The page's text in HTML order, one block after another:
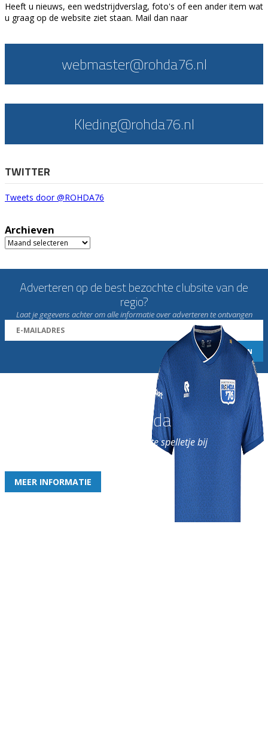
Heeft u nieuws, een wedstrijdverslag, foto's of een ander item wat
u graag op de website ziet staan. Mail dan naar
webmaster@rohda76.nl
Kleding@rohda76.nl
TWITTER
Tweets door @ROHDA76
Archieven
Archieven
Adverteren op de best bezochte clubsite van de
regio?
Laat je gegevens achter om alle informatie over adverteren te ontvangen
Word nu lid van Rohda
en geniet iedere week van het leukste spelletje bij
MEER INFORMATIE